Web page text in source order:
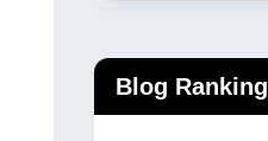
Blog Ranking